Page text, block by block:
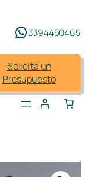
3394450465
Solicita un
Presupuesto